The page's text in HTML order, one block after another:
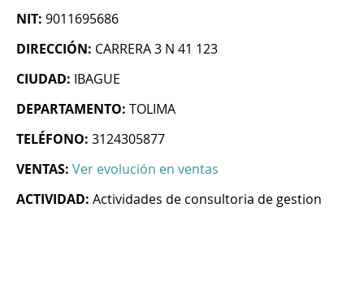
NIT: 9011695686
DIRECCIÓN: CARRERA 3 N 41 123
CIUDAD: IBAGUE
DEPARTAMENTO: TOLIMA
TELÉFONO: 3124305877
VENTAS: Ver evolución en ventas
ACTIVIDAD: Actividades de consultoria de gestion